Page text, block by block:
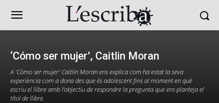
‘Cómo ser mujer’, Caitlin Moran
A 'Cómo ser mujer' Caitlin Moran ens explica com ha estat la seva
experiència com a dona des que és adolescent fins al moment en què
escriu el llibre amb l’objectiu de respondre la pregunta que ens planteja el
títol de llibre.